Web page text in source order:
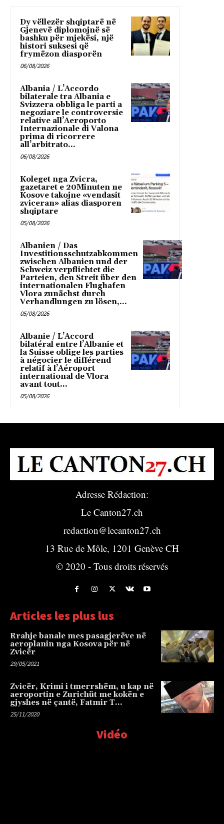
Dy vëllezër shqiptarë në
Gjenevë diplomojnë së
bashku për mjekësi, një
histori suksesi që
frymëzon diasporën
06/08/2026
Albania / L’Accordo
bilaterale tra Albania e
Svizzera obbliga le parti a
negoziare le controversie
relative all’Aeroporto
Internazionale di Valona
prima di ricorrere
all’arbitrato...
06/08/2026
Koleget nga Zvicra,
gazetaret e 20Minuten ne
Kosove takojne «vendasit
zviceran» alias diasporen
shqiptare
05/08/2026
Albanien / Das
Investitionsschutzabkommen
zwischen Albanien und der
Schweiz verpflichtet die
Parteien, den Streit über den
internationalen Flughafen
Vlora zunächst durch
Verhandlungen zu lösen,...
05/08/2026
Albanie / L’Accord
bilatéral entre l’Albanie et
la Suisse oblige les parties
à négocier le différend
relatif à l’Aéroport
international de Vlora
avant tout...
05/08/2026
Adresse Rédaction:
Le Canton27.ch
redaction@lecanton27.ch
13 Rue de Môle, 1201 Genève CH
© 2020 - Tous droits réservés
Articles les plus lus
Rrahje banale mes pasagjerëve në
aeroplanin nga Kosova për në
Zvicër
29/05/2021
Zvicër, Krimi i tmerrshëm, u kap në
aeroportin e Zurichüt me kokën e
gjyshes në çantë, Fatmir T…
25/11/2020
Vidéo